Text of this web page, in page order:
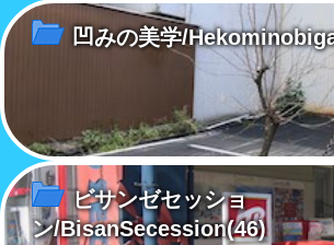
凹みの美学/
ビサンゼセッショ
ン/BisanSecession(46)